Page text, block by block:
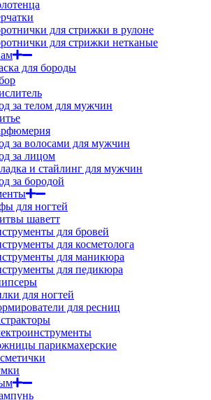
для стрижки в рулоне
для стрижки нетканые
для бороды
за телом для мужчин
за волосами для мужчин
за лицом
и стайлинг для мужчин
за бородой
для ногтей
шаветт
для бровей
для косметолога
для маникюра
для педикюра
для ногтей
для ресниц
парикмахерские